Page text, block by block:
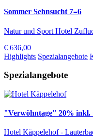
Sommer Sehnsucht 7=6
Natur und Sport Hotel
€ 636,00
Highlights Spezialangebote
Spezialangebote
"Verwöhntage" 20% inkl.
Hotel Käppelehof -